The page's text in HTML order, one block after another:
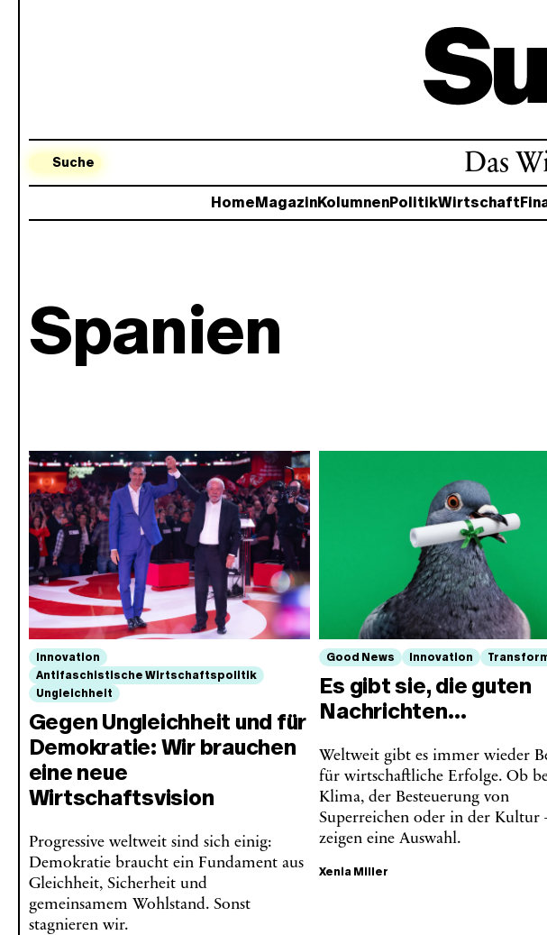
Suche Das
HomeMagazinKolumnenPolitikWirtschaft
Spanien
Innovation
Antifaschistische Wirtschaftspolitik
Ungleichheit
Gegen Ungleichheit und für
Demokratie: Wir brauchen
eine neue
Wirtschaftsvision
Progressive weltweit sind sich einig:
Demokratie braucht ein Fundament aus
Gleichheit, Sicherheit und
gemeinsamem Wohlstand. Sonst
stagnieren wir.
Good News Innovation
Es gibt sie, die guten
Nachrichten…
Weltweit gibt es immer wieder
für wirtschaftliche Erfolge. Ob
Klima, der Besteuerung von
Superreichen oder in der Kultur
zeigen eine Auswahl.
Xenia Miller